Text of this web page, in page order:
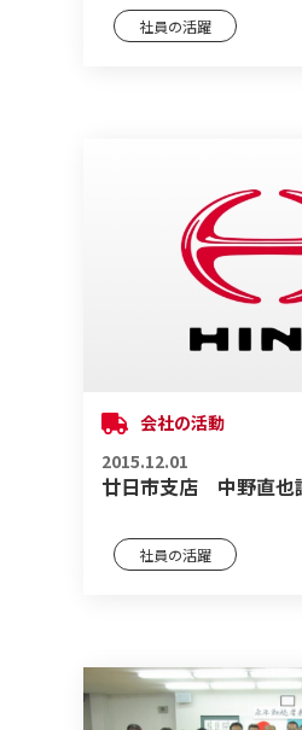
社員の活躍
会社の活動
2015.12.01
廿日市支店 中野直也
社員の活躍